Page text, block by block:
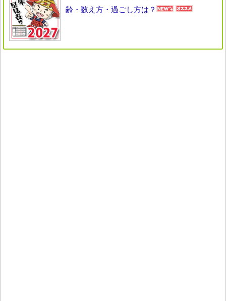
齢・数え方・過ごし方は？